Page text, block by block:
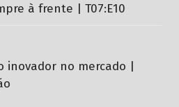
à frente | T07:E10
inovador no mercado |